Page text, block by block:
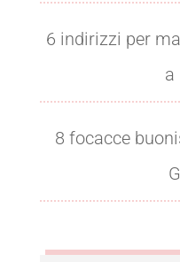
6 indirizzi per
a
8 focacce